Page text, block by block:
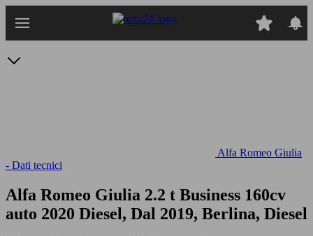
Alfa Romeo Giulia
- Dati tecnici
Alfa Romeo Giulia 2.2 t Business 160cv
auto 2020 Diesel, Dal 2019, Berlina, Diesel